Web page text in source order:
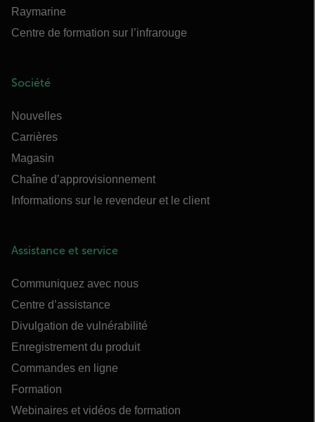
Raymarine
Centre de formation sur l’infrarouge
Société
Nouvelles
Carrières
Magasin
Chaîne d’approvisionnement
Informations sur le revendeur et le client
Assistance et service
Communiquez avec nous
Centre d’assistance
Divulgation de vulnérabilité
Enregistrement du produit
Commandes en ligne
Formation
Webinaires et vidéos de formation